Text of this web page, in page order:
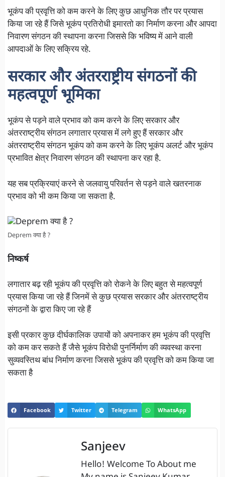
भूकंप की प्रवृत्ति को कम करने के लिए कुछ आधुनिक तौर पर प्रयास
किया जा रहे हैं जिसे भूकंप प्रतिरोधी इमारतो का निर्माण करना और आपदा
निवारण संगठन की स्थापना करना जिससे कि भविष्य में आने वाली
आपदाओं के लिए सक्रिय रहे.
सरकार और अंतरराष्ट्रीय संगठनों की
महत्वपूर्ण भूमिका
भूकंप से पड़ने वाले प्रभाव को कम करने के लिए सरकार और
अंतरराष्ट्रीय संगठन लगातार प्रयास में लगे हुए हैं सरकार और
अंतरराष्ट्रीय संगठन भूकंप को कम करने के लिए भूकंप अलर्ट और भूकंप
प्रभावित क्षेत्र निवारण संगठन की स्थापना कर रहा है.
यह सब प्रक्रियाएं करने से जलवायु परिवर्तन से पड़ने वाले खतरनाक
प्रभाव को भी कम किया जा सकता है.
Deprem क्या है ?
निष्कर्ष
लगातार बढ़ रही भूकंप की प्रवृत्ति को रोकने के लिए बहुत से महत्वपूर्ण
प्रयास किया जा रहे हैं जिनमें से कुछ प्रयास सरकार और अंतरराष्ट्रीय
संगठनों के द्वारा किए जा रहे हैं
इसी प्रकार कुछ दीर्घकालिक उपायों को अपनाकर हम भूकंप की प्रवृत्ति
को कम कर सकते हैं जैसे भूकंप विरोधी पुनर्निर्माण की व्यवस्था करना
सुव्यवस्तिथ बांध निर्माण करना जिससे भूकंप की प्रवृत्ति को कम किया जा
सकता है
Facebook Twitter Telegram WhatsApp
Sanjeev
Hello! Welcome To About me